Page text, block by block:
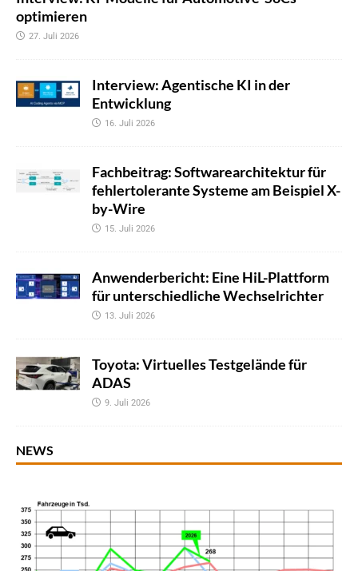
optimieren
27. Juli 2026
Interview: Agentische KI in der
Entwicklung
16. Juli 2026
Fachbeitrag: Softwarearchitektur für
fehlertolerante Systeme am Beispiel X-
by-Wire
15. Juli 2026
Anwenderbericht: Eine HiL-Plattform
für unterschiedliche Wechselrichter
13. Juli 2026
Toyota: Virtuelles Testgelände für
ADAS
9. Juli 2026
NEWS